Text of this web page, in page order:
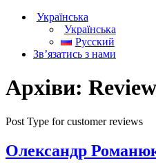
Українська
Українська
Русский
Зв’язатись з нами
Архіви:
Post Type for customer reviews
Олександр